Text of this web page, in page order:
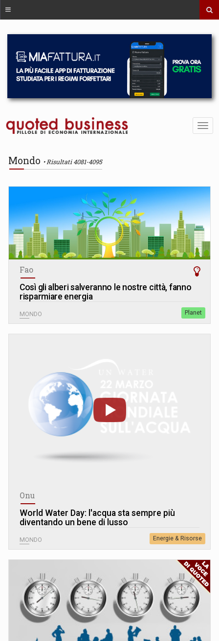
Mondo Risultati 4081-4095
Fao
Così gli alberi salveranno le nostre città, fanno
risparmiare energia
MONDO Planet
Onu
World Water Day: l'acqua sta sempre più
diventando un bene di lusso
MONDO Energie & Risorse